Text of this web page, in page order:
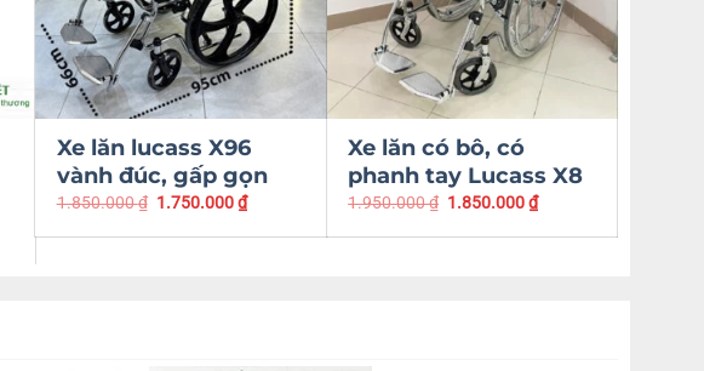
Xe lăn lucass X96
vành đúc, gấp gọn
1.850.000₫ 1.750.000₫
Xe lăn có bô, có
phanh tay Lucass X8
1.950.000₫ 1.850.000₫